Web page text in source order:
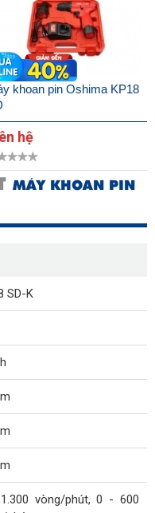
khoan pin Oshima KP18
hệ
MÁY KHOAN PIN
SD-K
vòng/phút, 0 - 600